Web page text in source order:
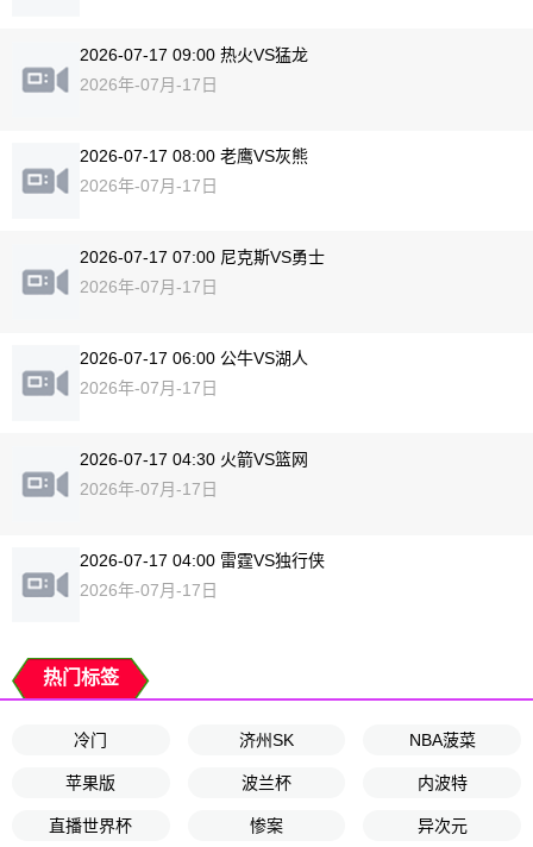
2026-07-17 09:00 热火VS猛龙
2026年-07月-17日
2026-07-17 08:00 老鹰VS灰熊
2026年-07月-17日
2026-07-17 07:00 尼克斯VS勇士
2026年-07月-17日
2026-07-17 06:00 公牛VS湖人
2026年-07月-17日
2026-07-17 04:30 火箭VS篮网
2026年-07月-17日
2026-07-17 04:00 雷霆VS独行侠
2026年-07月-17日
热门标签
冷门 济州SK NBA菠菜
苹果版 波兰杯 内波特
直播世界杯 惨案 异次元